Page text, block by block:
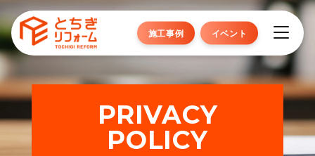
施工事例 イベント
PRIVACY
POLICY